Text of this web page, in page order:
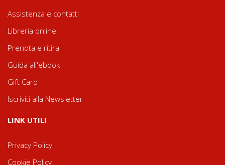
Assistenza e contatti
Libreria online
Prenota e ritira
Guida all'ebook
Gift Card
Iscriviti alla Newsletter
LINK UTILI
Privacy Policy
Cookie Policy